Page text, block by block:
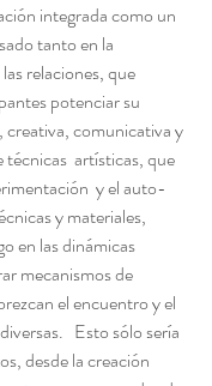
integrada como un
tanto en la
relaciones, que
potenciar su
creativa, comunicativa y
técnicas artísticas, que
y el auto-
y materiales,
en las dinámicas
mecanismos de
el encuentro y el
Esto sólo sería
desde la creación